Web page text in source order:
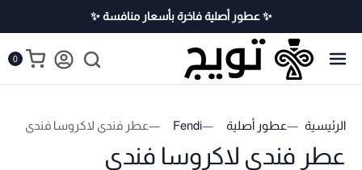
✨ عطور أصلية فاخرة بأسعار منافسة ✨
0
الرئيسية عطور أصلية Fendi عطر فندي لاكروسا فندي
عطر فندي لاكروسا فندي